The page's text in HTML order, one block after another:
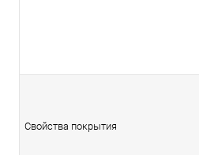
Свойства покрытия